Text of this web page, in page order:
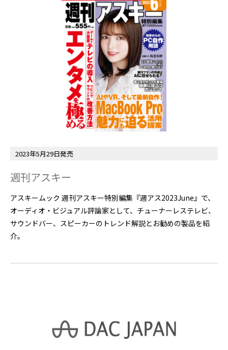
2023年5月29日発売
週刊アスキー
アスキームック 週刊アスキー特別編集『週アス2023June』で、
オーディオ・ビジュアル評論家として、チューナーレステレビ、
サウンドバー、スピーカーのトレンド解説とお勧めの製品を紹
介。